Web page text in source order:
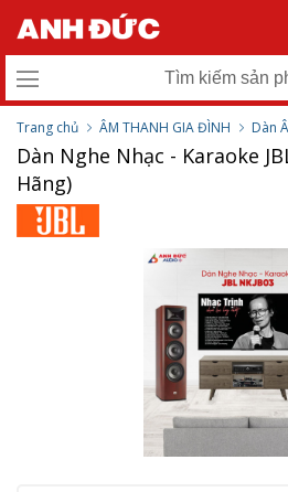
Trang chủ ÂM THANH GIA ĐÌNH Dàn
Dàn Nghe Nhạc - Karaoke
Hãng)